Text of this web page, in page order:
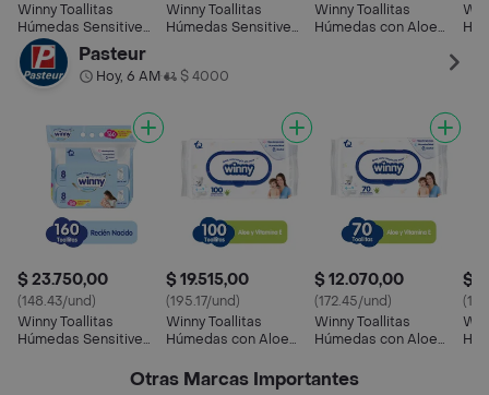
Winny Toallitas
Húmedas Sensitive
Recién Nacido
Winny Toallitas
Húmedas Sensitive
Winny Toallitas
Húmedas con Aloe
Pasteur
Hoy, 6 AM• $ 4000
$ 23.750,00
(148.43/und)
Winny Toallitas
Húmedas Sensitive
$ 19.515,00
(195.17/und)
Winny Toallitas
Húmedas con Aloe
$ 12.070,00
(172.45/und)
Winny Toallitas
Húmedas con Aloe
$
Otras Marcas Importantes